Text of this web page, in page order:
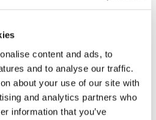
content and ads, to
and to analyse our traffic.
about your use of our site with
and analytics partners who
information that you’ve